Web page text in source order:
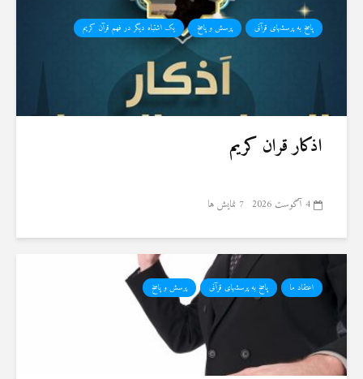
پاسخ به پرسشهای قرآنی پرسش و پاسخ یک اشتباه دیگر در فهم قرآن کریم
اذکار قران کریم
4 آگوست 2026 7 نمایش ها
اعتقاد ما پاسخ به پرسشهای قرآنی پرسش و پاسخ